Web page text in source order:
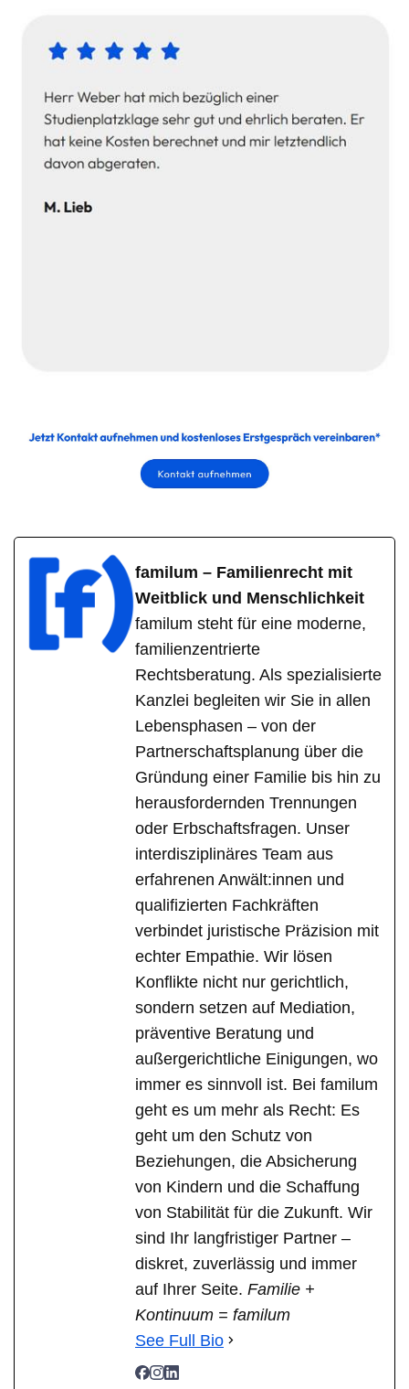
familum – Familienrecht mit
Weitblick und Menschlichkeit
familum steht für eine moderne,
familienzentrierte
Rechtsberatung. Als spezialisierte
Kanzlei begleiten wir Sie in allen
Lebensphasen – von der
Partnerschaftsplanung über die
Gründung einer Familie bis hin zu
herausfordernden Trennungen
oder Erbschaftsfragen. Unser
interdisziplinäres Team aus
erfahrenen Anwält:innen und
qualifizierten Fachkräften
verbindet juristische Präzision mit
echter Empathie. Wir lösen
Konflikte nicht nur gerichtlich,
sondern setzen auf Mediation,
präventive Beratung und
außergerichtliche Einigungen, wo
immer es sinnvoll ist. Bei familum
geht es um mehr als Recht: Es
geht um den Schutz von
Beziehungen, die Absicherung
von Kindern und die Schaffung
von Stabilität für die Zukunft. Wir
sind Ihr langfristiger Partner –
diskret, zuverlässig und immer
auf Ihrer Seite. Familie +
Kontinuum = familum
See Full Bio